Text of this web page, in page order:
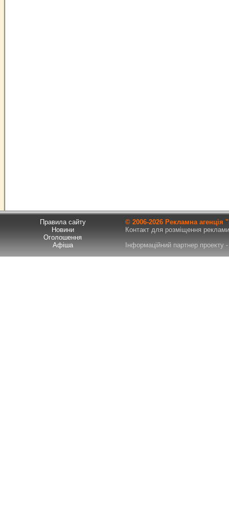
Правила сайту
Новини
Оголошення
Афіша
© 2006-2026 Рекламна
Контакт для розміщення
Інформаційний партнер проекту